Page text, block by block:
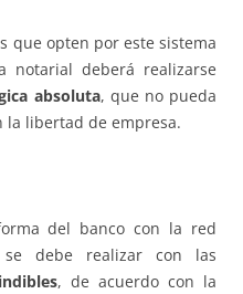
que opten por este sistema
notarial deberá realizarse
absoluta, que no pueda
libertad de empresa.
del banco con la red
debe realizar con las
, de acuerdo con la